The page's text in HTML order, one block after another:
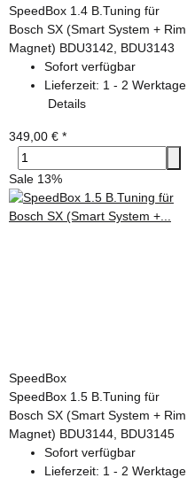
SpeedBox 1.4 B.Tuning für
Bosch SX (Smart System + Rim
Magnet) BDU3142, BDU3143
Sofort verfügbar
Lieferzeit: 1 - 2 Werktage
Details
349,00 € *
Sale 13%
SpeedBox
SpeedBox 1.5 B.Tuning für
Bosch SX (Smart System + Rim
Magnet) BDU3144, BDU3145
Sofort verfügbar
Lieferzeit: 1 - 2 Werktage